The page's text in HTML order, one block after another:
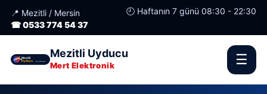
📍 Mezitli / Mersin
🕘 Haftanın 7 günü 08:30 - 22:30
☎ 0533 774 54 37
Mezitli Uyducu
Mert Elektronik ☰